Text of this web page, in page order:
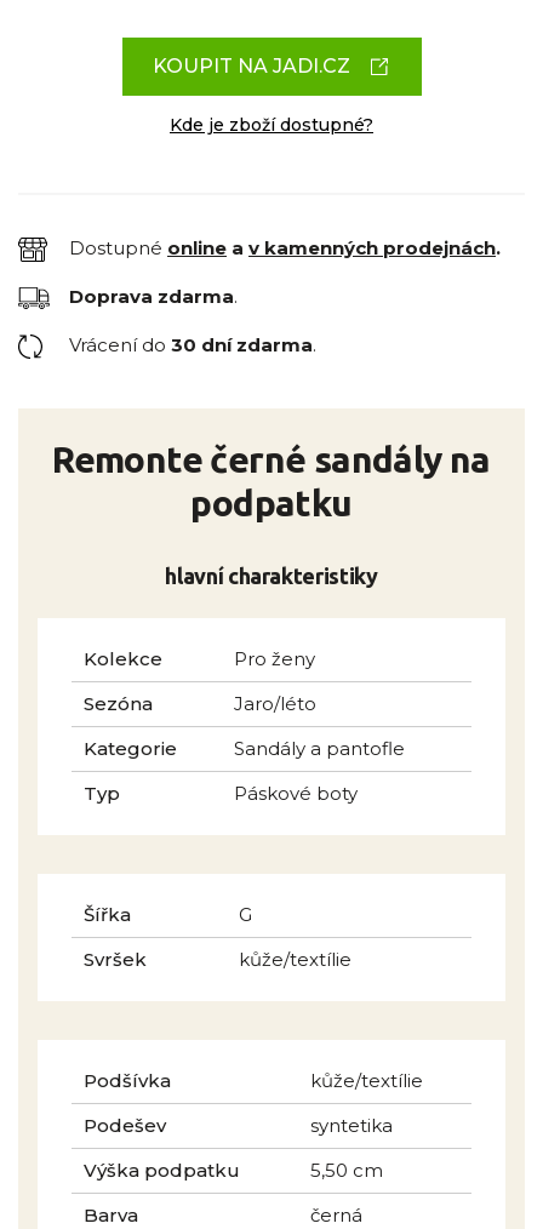
KOUPIT NA JADI.CZ
Kde je zboží dostupné?
Dostupné online a v kamenných prodejnách.
Doprava zdarma.
Vrácení do 30 dní zdarma.
Remonte černé sandály na
podpatku
hlavní charakteristiky
Kolekce
Pro ženy
Sezóna
Jaro/léto
Kategorie
Sandály a pantofle
Typ
Páskové boty
Šířka
G
Svršek
kůže/textílie
Podšívka
kůže/textílie
Podešev
syntetika
Výška podpatku
5,50 cm
Barva
černá